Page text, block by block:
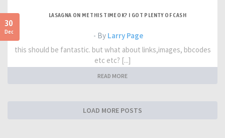
30
Dec
LASAGNA ON ME THIS TIME OK? I GOT PLENTY OF CASH
- By Larry Page
this should be fantastic. but what about links,images, bbcodes
etc etc? [...]
READ MORE
LOAD MORE POSTS